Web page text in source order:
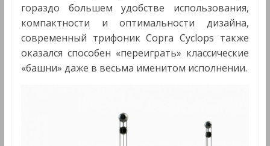
гораздо большем удобстве использования,
компактности и оптимальности дизайна,
современный трифоник Copra Cyclops также
оказался способен «переиграть» классические
«башни» даже в весьма именитом исполнении.